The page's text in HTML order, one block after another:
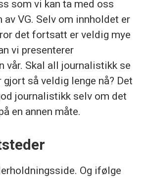
som vi kan ta med oss
av VG. Selv om innholdet er
det fortsatt er veldig mye
vi presenterer
vår. Skal all journalistikk se
gjort så veldig lenge nå? Det
journalistikk selv om det
en annen måte.
Og ifølge